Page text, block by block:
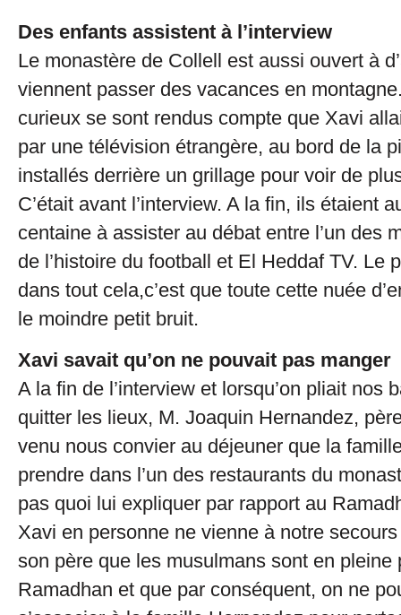
Des enfants assistent à l’interview
Le monastère de Collell est aussi ouvert à
viennent passer des vacances en
curieux se sont rendus compte que Xavi
par une télévision étrangère, au bord de la
installés derrière un grillage pour voir de
C’était avant l’interview. A la fin, ils étaient
centaine à assister au débat entre l’un des
de l’histoire du football et El Heddaf TV. Le
dans tout cela,c’est que toute cette nuée
le moindre petit bruit.
Xavi savait qu’on ne pouvait pas manger
A la fin de l’interview et lorsqu’on pliait nos
quitter les lieux, M. Joaquin Hernandez,
venu nous convier au déjeuner que la
prendre dans l’un des restaurants du
pas quoi lui expliquer par rapport au
Xavi en personne ne vienne à notre
son père que les musulmans sont en pleine
Ramadhan et que par conséquent, on ne